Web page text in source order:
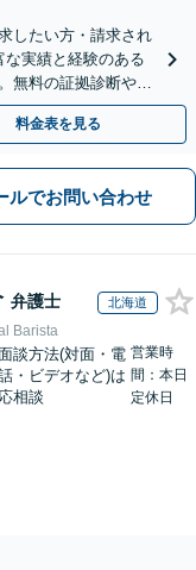
したい方・請求され
実績と経験のある
無料の証拠診断や着
ださい。
料金表を見る
ルでお問い合わせ
弁護士 北海道
Barista
談方法(対面・電
・ビデオなど)は
応相談
営業時
間：本日
定休日